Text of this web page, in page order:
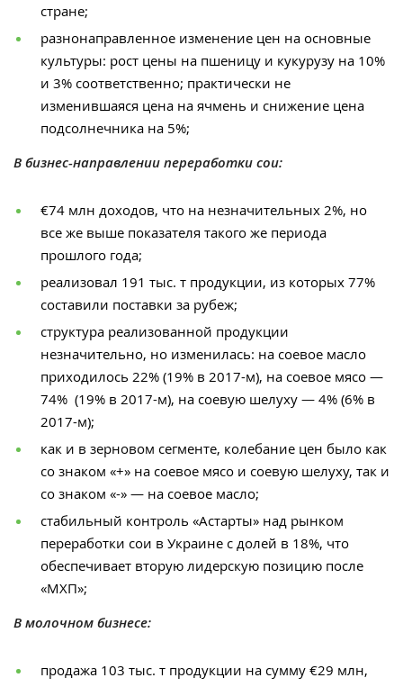
стране;
разнонаправленное изменение цен на основные
культуры: рост цены на пшеницу и кукурузу на 10%
и 3% соответственно; практически не
изменившаяся цена на ячмень и снижение цена
подсолнечника на 5%;
В бизнес-направлении переработки сои:
€74 млн доходов, что на незначительных 2%, но
все же выше показателя такого же периода
прошлого года;
реализовал 191 тыс. т продукции, из которых 77%
составили поставки за рубеж;
структура реализованной продукции
незначительно, но изменилась: на соевое масло
приходилось 22% (19% в 2017-м), на соевое мясо —
74% (19% в 2017-м), на соевую шелуху — 4% (6% в
2017-м);
как и в зерновом сегменте, колебание цен было как
со знаком «+» на соевое мясо и соевую шелуху, так и
со знаком «-» — на соевое масло;
стабильный контроль «Астарты» над рынком
переработки сои в Украине с долей в 18%, что
обеспечивает вторую лидерскую позицию после
«МХП»;
В молочном бизнесе:
продажа 103 тыс. т продукции на сумму €29 млн,